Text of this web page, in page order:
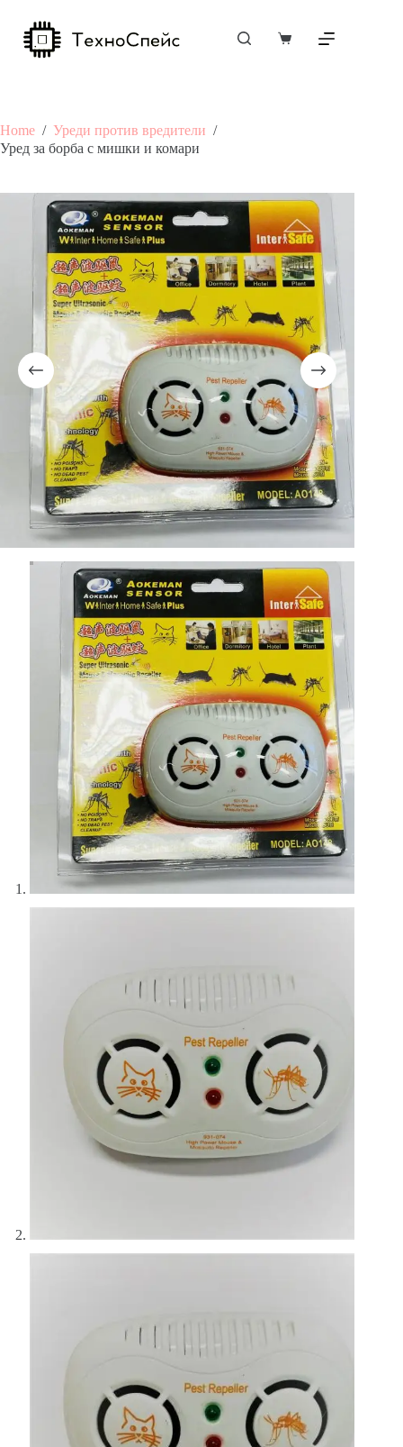
content
Shopping
Home / Уреди против вредители /
Уред за борба с мишки и комари